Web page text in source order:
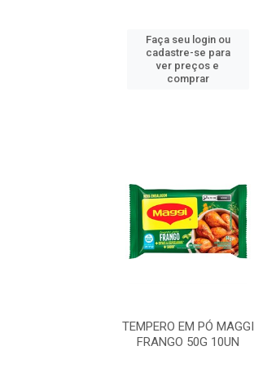
Faça seu login ou
cadastre-se para
ver preços e
comprar
TEMPERO EM PÓ MAGGI
FRANGO 50G 10UN